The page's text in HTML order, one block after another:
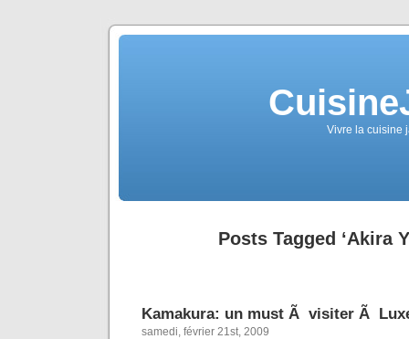
Vivre la cuisine
Posts Tagged ‘Akira
Kamakura: un must Ã visiter Ã
samedi, février 21st, 2009